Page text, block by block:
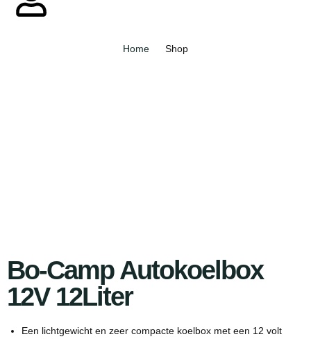
Home Shop
Bo-Camp Autokoelbox
12V 12Liter
Een lichtgewicht en zeer compacte koelbox met een 12 volt